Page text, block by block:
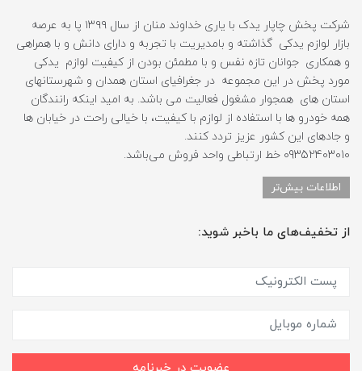
شرکت پخش چاپار یدک با یاری خداوند منان از سال ۱۳۹۹ پا به عرصه
بازار لوازم یدکی گذاشته و بامدیریت با تجربه و دارای دانش و با همراهی
و همکاری جوانان تازه نفس و با مطمئن بودن از کیفیت لوازم یدکی
مورد پخش در این مجموعه در جغرافیای استان همدان و شهرستانهای
استان های همجوار مشغول فعالیت می باشد. به امید اینکه رانندگان
همه خودرو ها با استفاده از لوازم با کیفیت، با خیالی راحت در خیابان ها
و جادهای این کشور عزیز تردد کنند.
09352403010 خط ارتباطی واحد فروش می‌باشد.
اطلاعات بیش‌تر
از تخفیف‌های ما باخبر شوید: